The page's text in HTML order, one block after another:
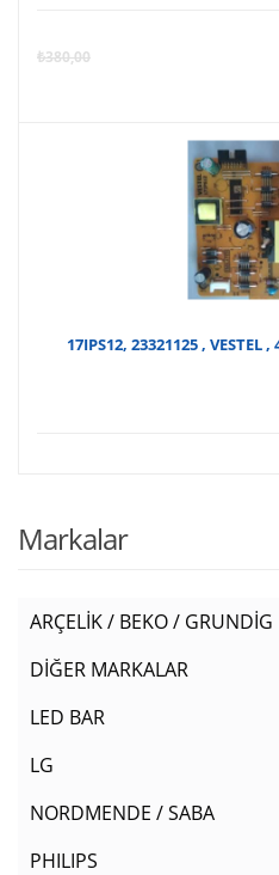
₺380,00
17IPS12, 23321125 , VESTEL
Markalar
ARÇELİK / BEKO / GRUNDİG
DİĞER MARKALAR
LED BAR
LG
NORDMENDE / SABA
PHILIPS